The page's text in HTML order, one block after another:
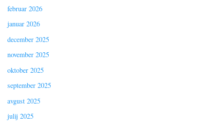
februar 2026
januar 2026
december 2025
november 2025
oktober 2025
september 2025
avgust 2025
julij 2025